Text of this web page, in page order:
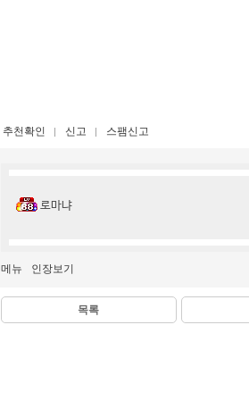
추천확인 신고 스팸신고
로마냐
메뉴 인장보기
목록